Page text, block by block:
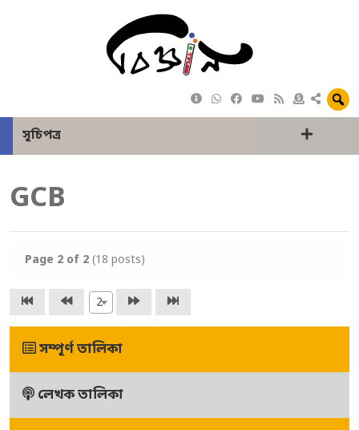
সূচিপত্র
GCB
Page 2of 2(18 posts)
2
সম্পূর্ণ তালিকা
লেখক তালিকা